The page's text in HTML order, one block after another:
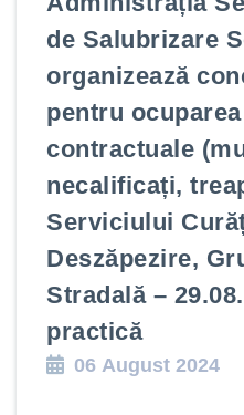
de Salubrizare
organizează
pentru
contractuale
necalificați,
Serviciului
Deszăpezire,
Stradală –
practică
06 August 2024